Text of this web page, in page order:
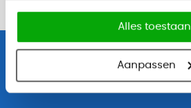
Alles toestaan
Aanpassen